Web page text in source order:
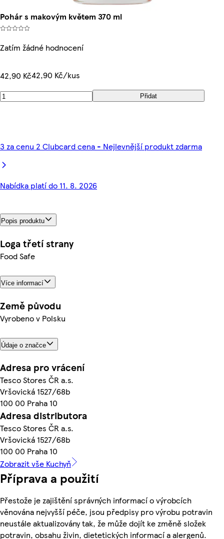
Pohár s makovým květem 370 ml
Zatím žádné hodnocení
42,90 Kč42,90 Kč/kus
Přidat
3 za cenu 2 Clubcard cena - Nejlevnější produkt zdarma
Nabídka platí do 11. 8. 2026
Popis produktu
Loga třetí strany
Food Safe
Více informací
Země původu
Vyrobeno v Polsku
Údaje o značce
Adresa pro vrácení
Tesco Stores ČR a.s.
Vršovická 1527/68b
100 00 Praha 10
Adresa distributora
Tesco Stores ČR a.s.
Vršovická 1527/68b
100 00 Praha 10
Zobrazit vše Kuchyň
Příprava a použití
Přestože je zajištění správných informací o výrobcích
věnována nejvyšší péče, jsou předpisy pro výrobu potravin
neustále aktualizovány tak, že může dojít ke změně složek
potravin, obsahu živin, dietetických informací a alergenů.